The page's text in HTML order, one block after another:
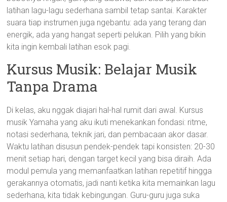
latihan lagu-lagu sederhana sambil tetap santai. Karakter
suara tiap instrumen juga ngebantu: ada yang terang dan
energik, ada yang hangat seperti pelukan. Pilih yang bikin
kita ingin kembali latihan esok pagi.
Kursus Musik: Belajar Musik
Tanpa Drama
Di kelas, aku nggak diajari hal-hal rumit dari awal. Kursus
musik Yamaha yang aku ikuti menekankan fondasi: ritme,
notasi sederhana, teknik jari, dan pembacaan akor dasar.
Waktu latihan disusun pendek-pendek tapi konsisten: 20-30
menit setiap hari, dengan target kecil yang bisa diraih. Ada
modul pemula yang memanfaatkan latihan repetitif hingga
gerakannya otomatis, jadi nanti ketika kita memainkan lagu
sederhana, kita tidak kebingungan. Guru-guru juga suka